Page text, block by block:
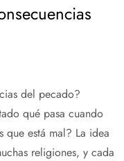
del pecado?
qué pasa cuando
que está mal? La idea
religiones, y cada